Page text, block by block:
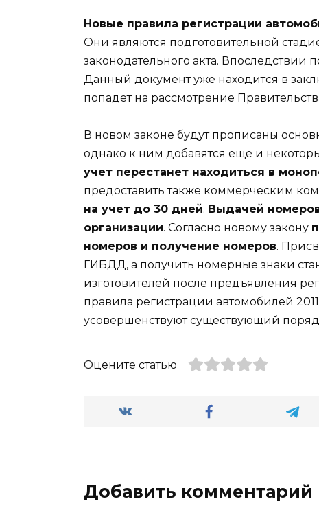
Новые правила регистрации
Они являются подготовительной
законодательного акта. Впоследствии
Данный документ уже находится в
попадет на рассмотрение
В новом законе будут прописаны
однако к ним добавятся еще и
учет перестанет находиться в
предоставить также коммерческим
на учет до 30 дней. Выдачей
организации. Согласно новому закону
номеров и получение номеров.
ГИБДД, а получить номерные знаки
изготовителей после предъявления
правила регистрации автомобилей
усовершенствуют существующий
Оцените статью
Добавить комментарий